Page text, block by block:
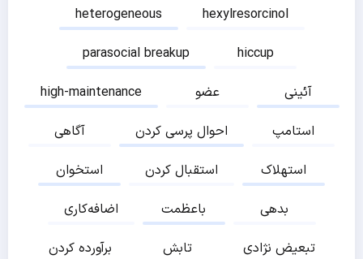
heterogeneous
hexylresorcinol
parasocial breakup
hiccup
high-maintenance
عضو
آئینی
آگاهی
احوال پرسی کردن
استامپ
استخوان
استقبال کردن
استهلاک
اضافه‌کاری
باعظمت
بدهی
برآورده کردن
تابش
تبعیض نژادی